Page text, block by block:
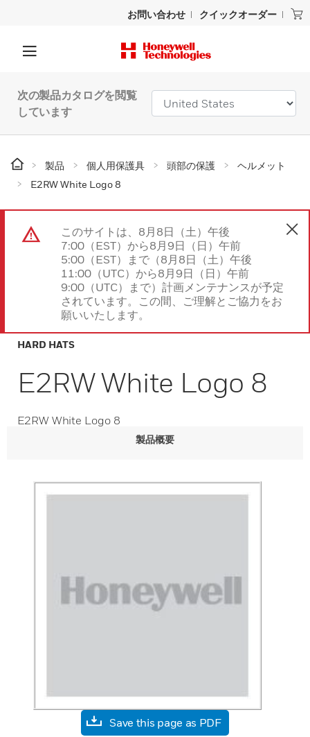
お問い合わせ クイックオーダー
次の製品カタログを閲覧
しています
製品 個人用保護具 頭部の保護
ヘルメット
E2RW White Logo 8
このサイトは、8月8日（土）午後
7:00（EST）から8月9日（日）午前
5:00（EST）まで（8月8日（土）午後
11:00（UTC）から8月9日（日）午前
9:00（UTC）まで）計画メンテナンスが予定
されています。この間、ご理解とご協力をお
願いいたします。
HARD HATS
E2RW White Logo 8
E2RW White Logo 8
製品概要
Save this page as PDF